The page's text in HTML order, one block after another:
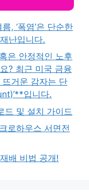
, ‘폭염’은 단순한
난입니다.
은 안정적인 노후
? 최근 미국 금융
거운 감자는 단
입니다.
드 및 설치 가이드
로하우스 서면전
배 비법 공개!